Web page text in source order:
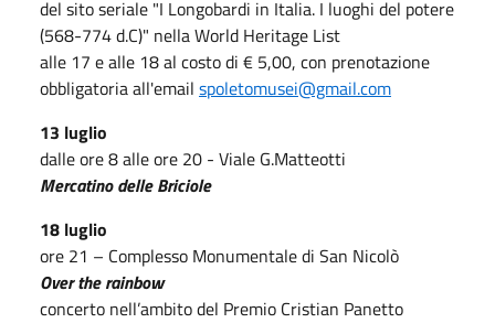
del sito seriale "I Longobardi in Italia. I luoghi del potere
(568-774 d.C)" nella World Heritage List
alle 17 e alle 18 al costo di € 5,00, con prenotazione
obbligatoria all'email spoletomusei@gmail.com
13 luglio
dalle ore 8 alle ore 20 - Viale G.Matteotti
Mercatino delle Briciole
18 luglio
ore 21 – Complesso Monumentale di San Nicolò
Over the rainbow
concerto nell’ambito del Premio Cristian Panetto